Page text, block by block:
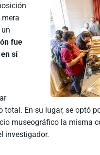
fue
sí
En su lugar, se optó
museográfico la misma
investigador.